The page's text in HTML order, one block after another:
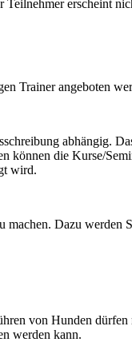
erscheint
Trainer angeboten
abhängig.
können die Kurse/
wird.
Dazu werden
von Hunden
werden kann.